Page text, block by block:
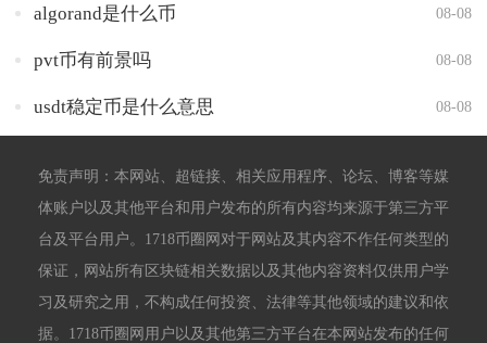
algorand是什么币 08-08
pvt币有前景吗 08-08
usdt稳定币是什么意思 08-08
免责声明：本网站、超链接、相关应用程序、论坛、博客等媒
体账户以及其他平台和用户发布的所有内容均来源于第三方平
台及平台用户。1718币圈网对于网站及其内容不作任何类型的
保证，网站所有区块链相关数据以及其他内容资料仅供用户学
习及研究之用，不构成任何投资、法律等其他领域的建议和依
据。1718币圈网用户以及其他第三方平台在本网站发布的任何